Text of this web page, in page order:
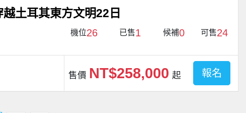
土耳其東方文明22日
機位26 已售1 候補0 可售24
售價 NT$258,000 起 報名